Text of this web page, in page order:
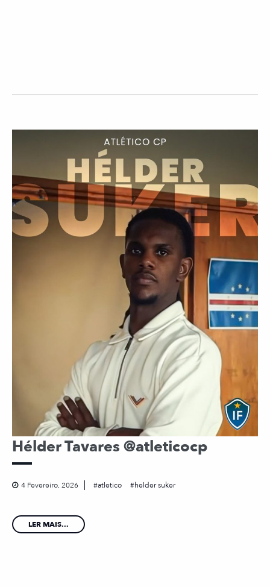
Hélder Tavares @atleticocp
4 Fevereiro, 2026 atletico helder suker
LER MAIS...